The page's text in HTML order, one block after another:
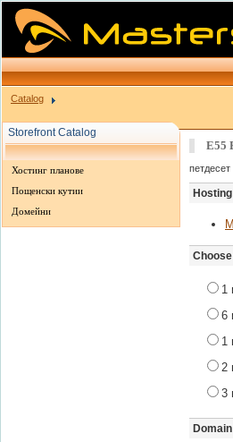
Catalog
Storefront Catalog
Хостинг планове
Пощенски кутии
Домейни
E55
1
6
1
2
3